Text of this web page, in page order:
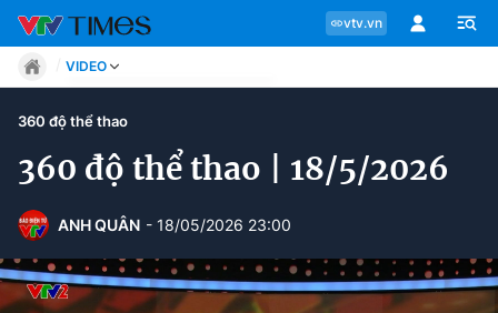
vtv.vn
Chuyên mục
Tin tức
Move
VIDEO
Move
Phong cách
Chân dung
Sự kiện
Thể thao điện tử
Các môn khác
360 độ thể thao
360 độ thể thao | 18/5/2026
ANH QUÂN - 18/05/2026 23:00